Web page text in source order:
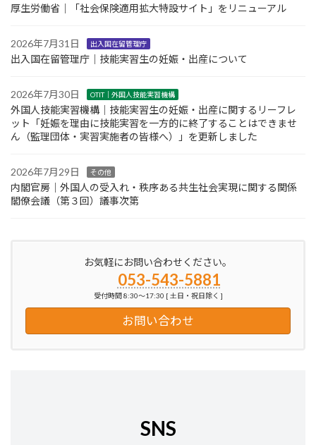
厚生労働省｜「社会保険適用拡大特設サイト」をリニューアル
2026年7月31日 出入国在留管理庁
出入国在留管理庁｜技能実習生の妊娠・出産について
2026年7月30日 OTIT｜外国人技能実習機構
外国人技能実習機構｜技能実習生の妊娠・出産に関するリーフレ
ット「妊娠を理由に技能実習を一方的に終了することはできませ
ん（監理団体・実習実施者の皆様へ）」を更新しました
2026年7月29日 その他
内閣官房｜外国人の受入れ・秩序ある共生社会実現に関する関係
閣僚会議（第３回）議事次第
お気軽にお問い合わせください。
053-543-5881
受付時間 8:30～17:30 [ 土日・祝日除く ]
お問い合わせ
SNS